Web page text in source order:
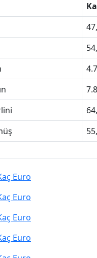
Euro
Euro
Euro
Euro